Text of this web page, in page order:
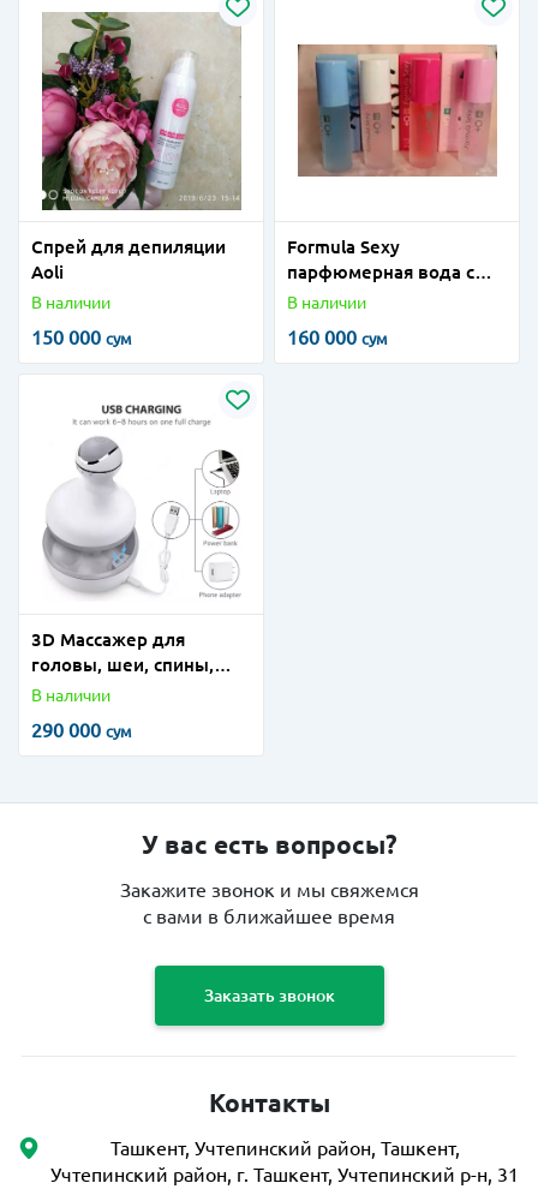
Спрей для депиляции
Aoli
В наличии
150 000 сум
Formula Sexy
парфюмерная вода с
феромонами
В наличии
160 000 сум
3D Массажер для
головы, шеи, спины,
тела
В наличии
290 000 сум
У вас есть вопросы?
Закажите звонок и мы свяжемся
с вами в ближайшее время
Заказать звонок
Контакты
Ташкент, Учтепинский район, Ташкент,
Учтепинский район, г. Ташкент, Учтепинский р-н, 31